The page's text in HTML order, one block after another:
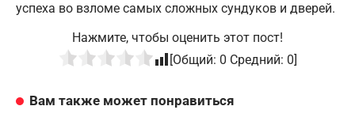
успеха во взломе самых сложных сундуков и дверей.
Нажмите, чтобы оценить этот пост!
[Общий: 0 Средний: 0]
Вам также может понравиться